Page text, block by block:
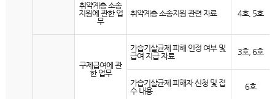
취약계층 소송
지원에 관한 업
무
취약계층 소송지원 관련 자료 4호, 5호
구제급여에 관
한 업무
가습기살균제 피해 인정 여부 및
급여 지급 자료
3호, 6호
가습기살균제 피해자 신청 및 접
수 내용
6호